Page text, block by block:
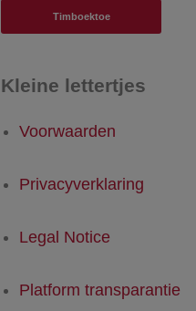
Timboektoe
Kleine lettertjes
Voorwaarden
Privacyverklaring
Legal Notice
Platform transparantie